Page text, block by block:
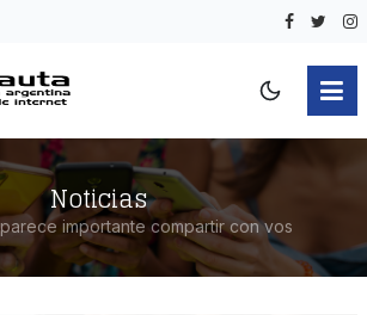
Noticias
importante compartir con vos